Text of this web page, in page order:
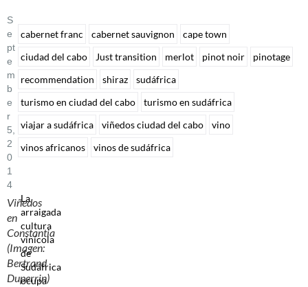
S
E
Pt
E
M
B
E
R
5,
2
0
1
4
Viñedos
en
Constantia
(Imagen:
Bertrand
Duperrin)
La
arraigada
cultura
vinícola
de
Sudáfrica
ocupa
cabernet franc cabernet sauvignon
cape town
ciudad del cabo
Just transition merlot pinot noir
pinotage
recommendation
shiraz
sudáfrica
turismo en ciudad del cabo
turismo en sudáfrica
viajar a sudáfrica
viñedos ciudad del cabo
vino
vinos africanos
vinos de sudáfrica